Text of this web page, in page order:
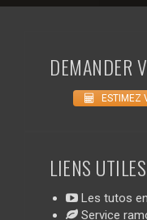
DEMANDER
ESTIMEZ
LIENS UTILES
Les tutos
Service